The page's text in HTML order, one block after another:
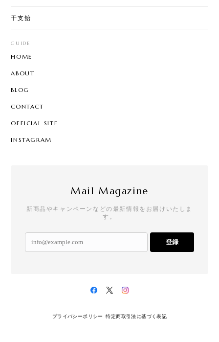
干支飴
GUIDE
HOME
ABOUT
BLOG
CONTACT
OFFICIAL SITE
INSTAGRAM
Mail Magazine
新商品やキャンペーンなどの最新情報をお届けいたしま
す。
登録
プライバシーポリシー 特定商取引法に基づく表記